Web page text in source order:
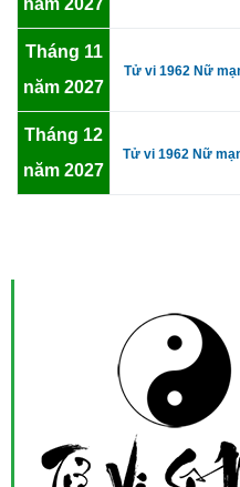
Tháng 11
năm 2027
Tử vi 1962 Nữ
Tháng 12
năm 2027
Tử vi 1962 Nữ